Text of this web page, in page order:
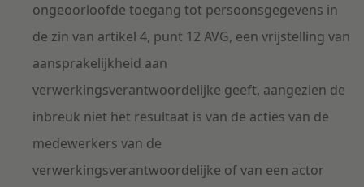
ongeoorloofde toegang tot persoonsgegevens in
de zin van artikel 4, punt 12 AVG, een vrijstelling van
aansprakelijkheid aan
verwerkingsverantwoordelijke geeft, aangezien de
inbreuk niet het resultaat is van de acties van de
medewerkers van de
verwerkingsverantwoordelijke of van een actor